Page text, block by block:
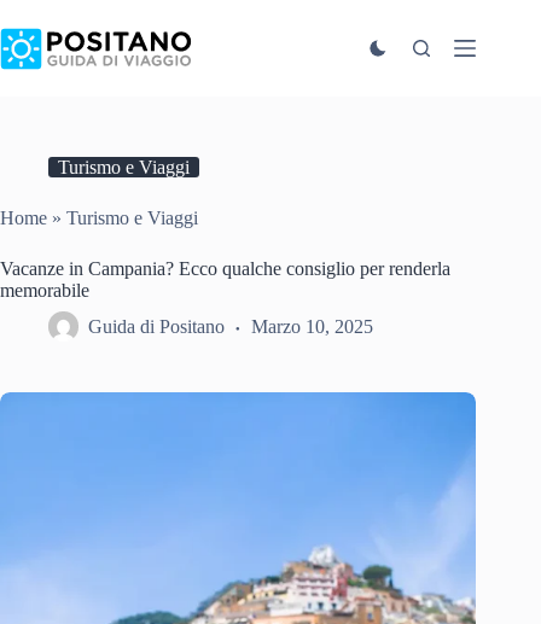
al
contenuto
Turismo e Viaggi
Home » Turismo e Viaggi
Vacanze in Campania? Ecco qualche consiglio per renderla
memorabile
Guida di Positano
Marzo 10, 2025